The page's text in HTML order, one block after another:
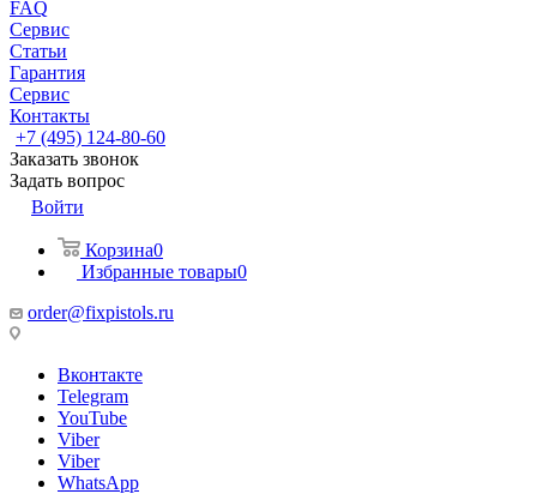
FAQ
Сервис
Статьи
Гарантия
Сервис
Контакты
+7 (495) 124-80-60
Заказать звонок
Задать вопрос
Войти
Корзина0
Избранные товары0
order@fixpistols.ru
Вконтакте
Telegram
YouTube
Viber
Viber
WhatsApp